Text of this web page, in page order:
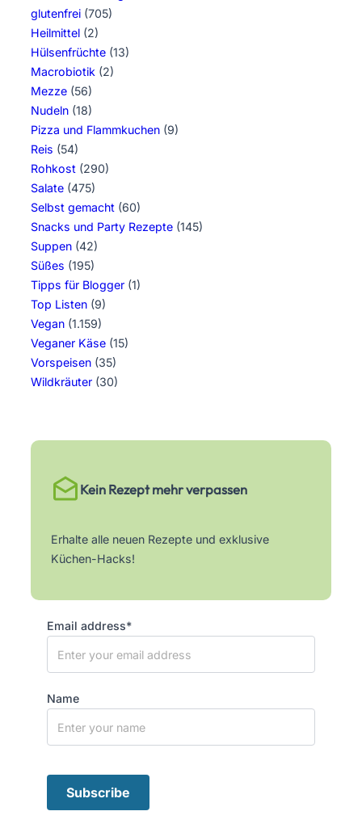
glutenfrei (705)
Heilmittel (2)
Hülsenfrüchte (13)
Macrobiotik (2)
Mezze (56)
Nudeln (18)
Pizza und Flammkuchen (9)
Reis (54)
Rohkost (290)
Salate (475)
Selbst gemacht (60)
Snacks und Party Rezepte (145)
Suppen (42)
Süßes (195)
Tipps für Blogger (1)
Top Listen (9)
Vegan (1.159)
Veganer Käse (15)
Vorspeisen (35)
Wildkräuter (30)
Kein Rezept mehr verpassen
Erhalte alle neuen Rezepte und exklusive
Küchen-Hacks!
Email address*
Name